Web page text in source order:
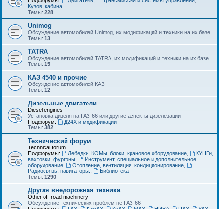
Кузов, кабина
Темы: 228
Unimog
Обсуждение автомобилей Unimog, их модификаций и техники на их базе.
Темы: 13
TATRA
Обсуждение автомобилей TATRA, их модификаций и техники на их базе
Темы: 15
КАЗ 4540 и прочие
Обсуждение автомобилей КАЗ
Темы: 12
Дизельные двигатели
Diesel engines
Установка дизеля на ГАЗ-66 или другие аспекты дизелезации
Подфорум:
Д24Х и модификации
Темы: 382
Технический форум
Technical forum
Подфорумы:
Лебедки, КОМы, блоки, крановое оборудование,
КУНГи,
вахтовки, фургоны
Инструмент, специальное и дополнительное
оборудование
Отопление, вентиляция, кондиционирование,
Радиосвязь, навигаторы.
Библиотека
Темы: 1290
Другая внедорожная техника
Other off-road machinery
Обсуждение технических проблем не ГАЗ-66